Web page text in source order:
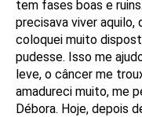
tem fases boas e
precisava viver aquilo,
coloquei muito
pudesse. Isso me
leve, o câncer me
amadureci muito, me
Débora. Hoje, depois